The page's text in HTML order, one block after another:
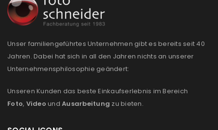
Unser familiengeführtes Unternehmen gibt es bereits seit 40
Jahren. Dabei hat sich in all den Jahren nichts an unserer
Unternehmensphilosophie geändert:
Unseren Kunden das beste Einkaufserlebnis im Bereich
Foto, Video und Ausarbeitung zu bieten.